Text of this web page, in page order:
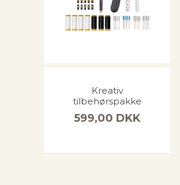
Kreativ
tilbehørspakke
599,00 DKK